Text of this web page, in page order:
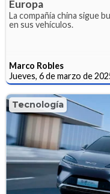
Europa
La compañía china sigue
en sus vehículos.
Marco Robles
Jueves, 6 de marzo de
Tecnología